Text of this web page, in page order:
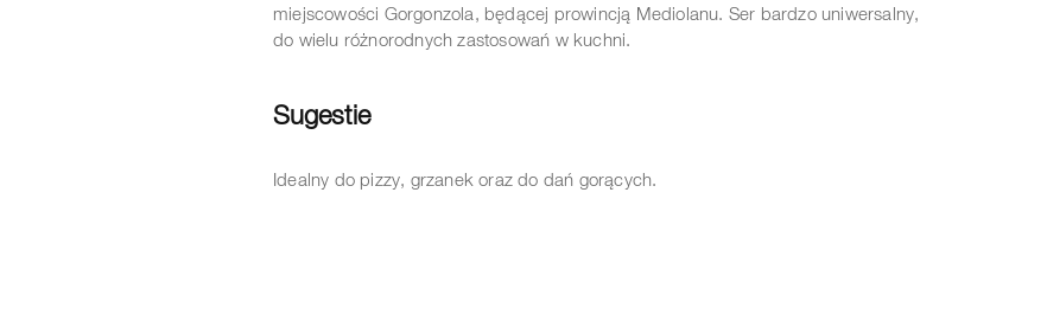
miejscowości Gorgonzola, będącej prowincją Mediolanu. Ser bardzo uniwersalny,
do wielu różnorodnych zastosowań w kuchni.
Sugestie
Idealny do pizzy, grzanek oraz do dań gorących.